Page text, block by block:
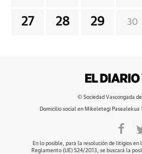
27 28 29 30
© Sociedad Vascongada
Domicilio social en Mikeletegi
En lo posible, para la resolución de litigios
Reglamento (UE) 524/2013, se buscará la